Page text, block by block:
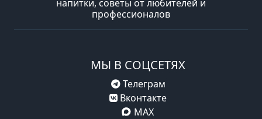
напитки, советы от любителей и
профессионалов
МЫ В СОЦСЕТЯХ
Телеграм
Вконтакте
MAX